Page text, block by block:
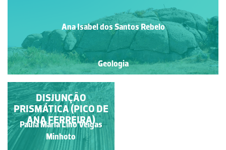
Ana Isabel dos Santos Rebelo
Geologia
PENEDO FURADO
Francisco António Fidalgo
Félix Dias
DISJUNÇÃO
PRISMÁTICA (PICO DE
ANA FERREIRA)
Paula Maria Lino Veigas
Minhoto